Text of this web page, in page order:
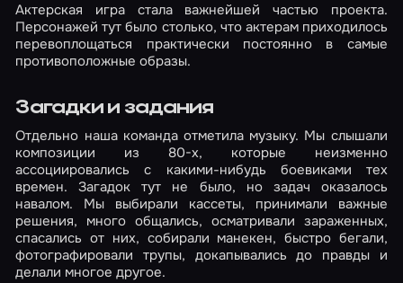
Актерская игра стала важнейшей частью проекта.
Персонажей тут было столько, что актерам приходилось
перевоплощаться практически постоянно в самые
противоположные образы.
Загадки и задания
Отдельно наша команда отметила музыку. Мы слышали
композиции из 80-х, которые неизменно
ассоциировались с какими-нибудь боевиками тех
времен. Загадок тут не было, но задач оказалось
навалом. Мы выбирали кассеты, принимали важные
решения, много общались, осматривали зараженных,
спасались от них, собирали манекен, быстро бегали,
фотографировали трупы, докапывались до правды и
делали многое другое.